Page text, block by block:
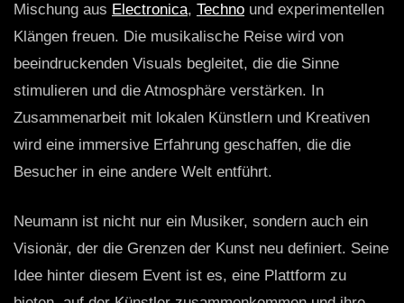
Mischung aus Electronica, Techno und experimentellen
Klängen freuen. Die musikalische Reise wird von
beeindruckenden Visuals begleitet, die die Sinne
stimulieren und die Atmosphäre verstärken. In
Zusammenarbeit mit lokalen Künstlern und Kreativen
wird eine immersive Erfahrung geschaffen, die die
Besucher in eine andere Welt entführt.
Neumann ist nicht nur ein Musiker, sondern auch ein
Visionär, der die Grenzen der Kunst neu definiert. Seine
Idee hinter diesem Event ist es, eine Plattform zu